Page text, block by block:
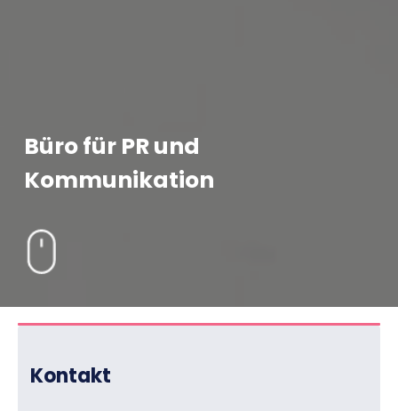
Büro für PR und
Kommunikation
Kontakt